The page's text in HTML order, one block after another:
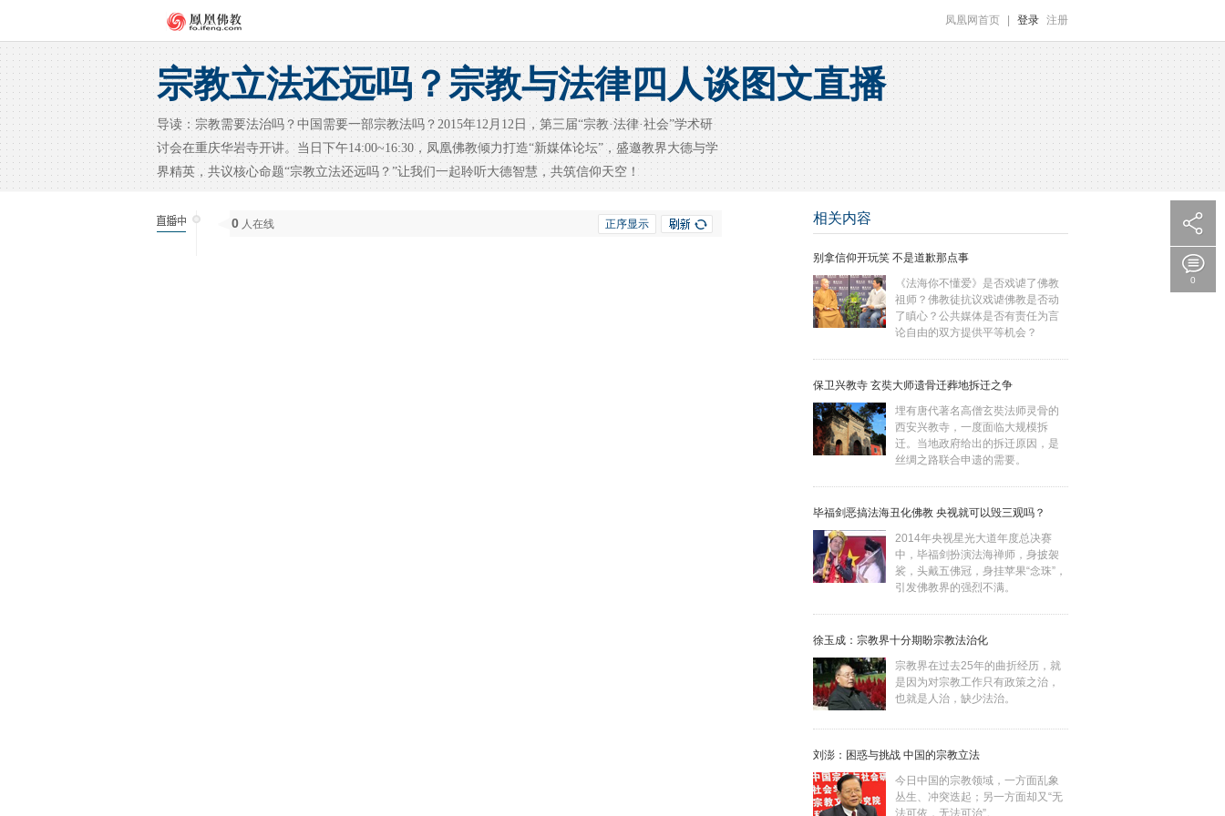
凤凰网首页 登录 注册
宗教立法还远吗？宗教与法律四人谈图文直播
导读：宗教需要法治吗？中国需要一部宗教法吗？2015年12月12日，第三届“宗教·法律·社会”学术研
讨会在重庆华岩寺开讲。当日下午14:00~16:30，凤凰佛教倾力打造“新媒体论坛”，盛邀教界大德与学
界精英，共议核心命题“宗教立法还远吗？”让我们一起聆听大德智慧，共筑信仰天空！
正序显示
0 人在线 相关内容
别拿信仰开玩笑 不是道歉那点事
《法海你不懂爱》是否戏谑了佛教
祖师？佛教徒抗议戏谑佛教是否动
了瞋心？公共媒体是否有责任为言
论自由的双方提供平等机会？
保卫兴教寺 玄奘大师遗骨迁葬地拆迁之争
埋有唐代著名高僧玄奘法师灵骨的
西安兴教寺，一度面临大规模拆
迁。当地政府给出的拆迁原因，是
丝绸之路联合申遗的需要。
毕福剑恶搞法海丑化佛教 央视就可以毁三观吗？
2014年央视星光大道年度总决赛
中，毕福剑扮演法海禅师，身披袈
裟，头戴五佛冠，身挂苹果“念珠”，
引发佛教界的强烈不满。
徐玉成：宗教界十分期盼宗教法治化
宗教界在过去25年的曲折经历，就
是因为对宗教工作只有政策之治，
也就是人治，缺少法治。
刘澎：困惑与挑战 中国的宗教立法
今日中国的宗教领域，一方面乱象
丛生、冲突迭起；另一方面却又“无
法可依，无法可治”。
0